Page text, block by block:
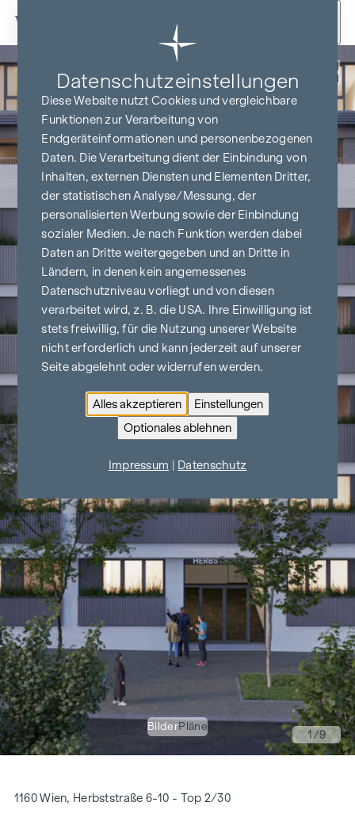
Zum Inhalt springen
Zurück
BilderPläne
1/9
1160 Wien, Herbststraße 6-10 - Top 2/30
Datenschutz­einstellungen
Diese Website nutzt Cookies und vergleichbare
Funktionen zur Verarbeitung von
Endgeräteinformationen und personenbezogenen
Daten. Die Verarbeitung dient der Einbindung von
Inhalten, externen Diensten und Elementen Dritter,
der statistischen Analyse/Messung, der
personalisierten Werbung sowie der Einbindung
sozialer Medien. Je nach Funktion werden dabei
Daten an Dritte weitergegeben und an Dritte in
Ländern, in denen kein angemessenes
Datenschutzniveau vorliegt und von diesen
verarbeitet wird, z. B. die USA. Ihre Einwilligung ist
stets freiwillig, für die Nutzung unserer Website
nicht erforderlich und kann jederzeit auf unserer
Seite abgelehnt oder widerrufen werden.
Alles akzeptieren
Einstellungen
Optionales ablehnen
Impressum Datenschutz